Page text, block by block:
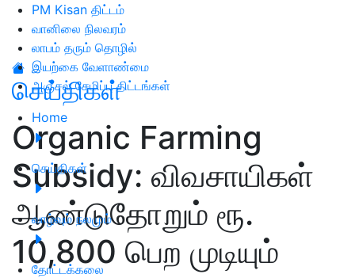
PM Kisan திட்டம்
வானிலை நிலவரம்
லாபம் தரும் தொழில்
இயற்கை வேளாண்மை
அஞ்சல் சேமிப்பு திட்டங்கள்
Home
செய்திகள்
வாழ்வும் நலமும்
தோட்டக்கலை
செய்திகள்
Organic Farming
Subsidy: விவசாயிகள்
ஆண்டுதோறும் ரூ.
10,800 பெற முடியும்